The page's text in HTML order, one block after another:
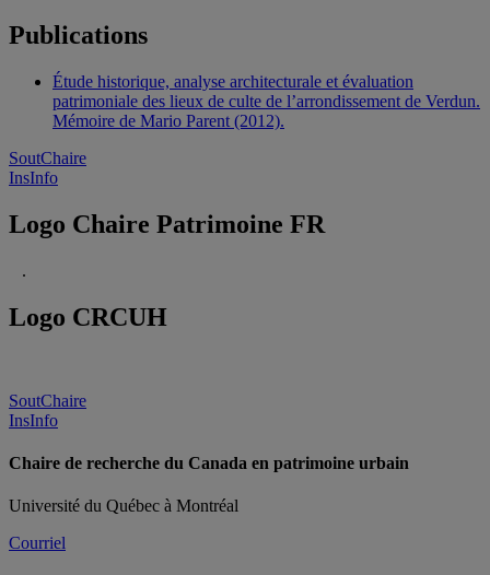
Publications
Étude historique, analyse architecturale et évaluation
patrimoniale des lieux de culte de l’arrondissement de Verdun.
Mémoire de Mario Parent (2012).
SoutChaire
InsInfo
Logo Chaire Patrimoine FR
.
Logo CRCUH
SoutChaire
InsInfo
Chaire de recherche du Canada en patrimoine urbain
Université du Québec à Montréal
Courriel